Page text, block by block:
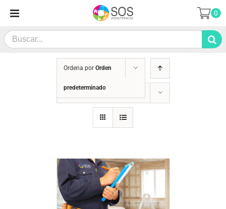
contenido
Search
for:
0
Ordena por Orden
predeterminado
Mostrar